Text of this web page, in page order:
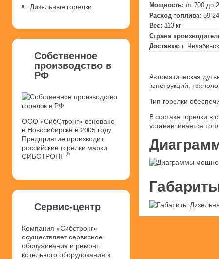
Мощность: от 700 до
Расход топлива: 59-
Вес: 113 кг
Страна
Доставка: г. Челябинск
Автоматическая
конструкций,
Тип горелки
В составе горелки в
устанавливается
Дизельные горелки
Собственное
производство в
РФ
ООО «СибСтронг» основано
в Новосибирске в 2005 году.
Предприятие производит
российские горелки марки
СИБСТРОНГ ®
Сервис-центр
Компания «Сибстронг»
осуществляет сервисное
обслуживание и ремонт
котельного оборудования в